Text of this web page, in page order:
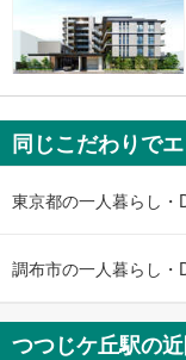
る
・
を
マ
イ
ペ
ジ
保
存
同じこだわりで
東京都の一人暮らし・
調布市の一人暮らし・
つつじケ丘駅の